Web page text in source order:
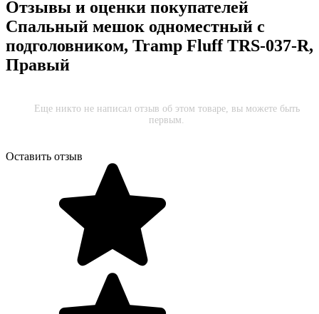
Отзывы и оценки покупателей
Спальный мешок одноместный с
подголовником, Tramp Fluff TRS-037-R,
Правый
Еще никто не написал отзыв об этом товаре, вы можете быть
первым.
Оставить отзыв